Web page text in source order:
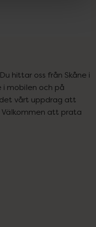
hittar oss från Skåne i
i mobilen och på
vårt uppdrag att
att prata